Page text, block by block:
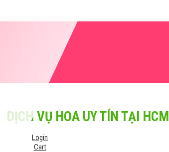
DỊCH VỤ HOA UY TÍN TẠI HCM
Login
Cart